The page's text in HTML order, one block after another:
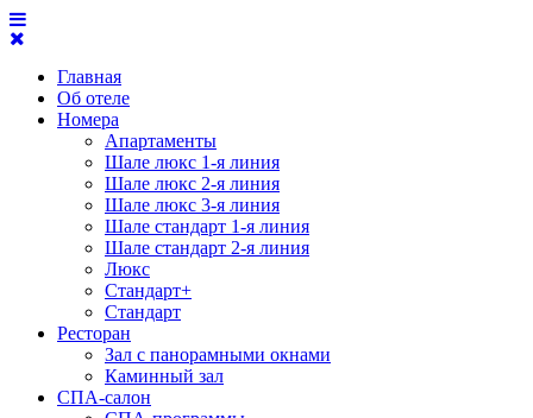
Главная
Об отеле
Номера
Апартаменты
Шале люкс 1-я линия
Шале люкс 2-я линия
Шале люкс 3-я линия
Шале стандарт 1-я линия
Шале стандарт 2-я линия
Люкс
Стандарт+
Стандарт
Ресторан
Зал с панорамными окнами
Каминный зал
СПА-салон